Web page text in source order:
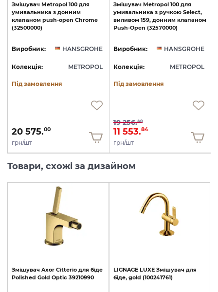
Змішувач Metropol 100 для
умивальника з донним
клапаном push-open Chrome
(32500000)
Виробник: HANSGROHE
Колекція: METROPOL
Під замовлення
20 575.00
грн/шт
Змішувач Metropol 100 для
умивальника з ручкою Select,
виливом 159, донним клапаном
Push-Open (32570000)
Виробник: HANSGROHE
Колекція: METROPOL
Під замовлення
19 256.40
11 553.84
грн/шт
Товари, схожі за дизайном
Змішувач Axor Citterio для біде
Polished Gold Optic 39210990
LIGNAGE LUXE Змішувач для
біде, gold (100241761)